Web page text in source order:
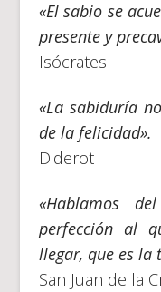
«El sabio se
presente y
Isócrates
«La sabiduría
de la felicidad».
Diderot
«Hablamos
perfección al
llegar, que es la
San Juan de la